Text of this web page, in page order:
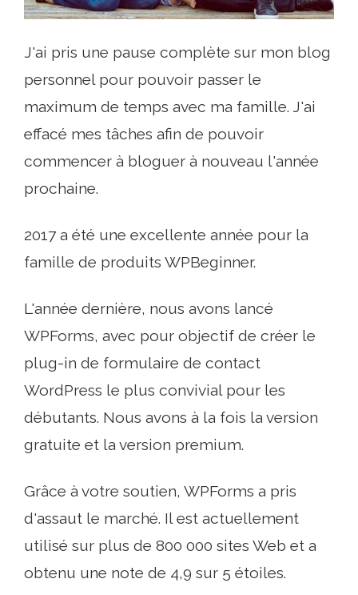
J'ai pris une pause complète sur mon blog
personnel pour pouvoir passer le
maximum de temps avec ma famille. J'ai
effacé mes tâches afin de pouvoir
commencer à bloguer à nouveau l'année
prochaine.
2017 a été une excellente année pour la
famille de produits WPBeginner.
L'année dernière, nous avons lancé
WPForms, avec pour objectif de créer le
plug-in de formulaire de contact
WordPress le plus convivial pour les
débutants. Nous avons à la fois la version
gratuite et la version premium.
Grâce à votre soutien, WPForms a pris
d'assaut le marché. Il est actuellement
utilisé sur plus de 800 000 sites Web et a
obtenu une note de 4,9 sur 5 étoiles.